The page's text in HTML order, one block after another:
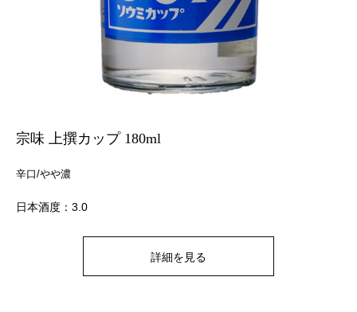
宗味 上撰カップ 180ml
辛口/やや濃
日本酒度：3.0
詳細を見る